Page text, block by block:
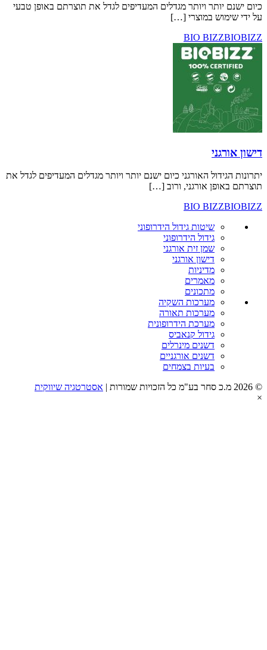
ויותר מגדלים המעדיפים לגדל את תוצרתם באופן טבעי
במוצרי […]
BIO
האורגני כיום ישנם יותר ויותר מגדלים המעדיפים לגדל את
אורגני, ורוב […]
BIO
שיטות גידול הידרופוני
גידול הידרופוני
שמן זית אורגני
דישון אורגני
מערכות השקיה
מערכות תאורה
מערכת הידרופונית
גידול קנאביס
דשנים מינרלים
דשנים אורגניים
בעיות בצמחים
אסטרטגיה שיווקית